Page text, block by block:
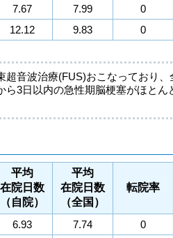
7.67 7.99 0
12.12 9.83 0
音波治療(FUS)おこなっており、
3日以内の急性期脳梗塞がほとん
平均
在院日数
（自院）
平均
在院日数
（全国）
転院率
6.93 7.74 0